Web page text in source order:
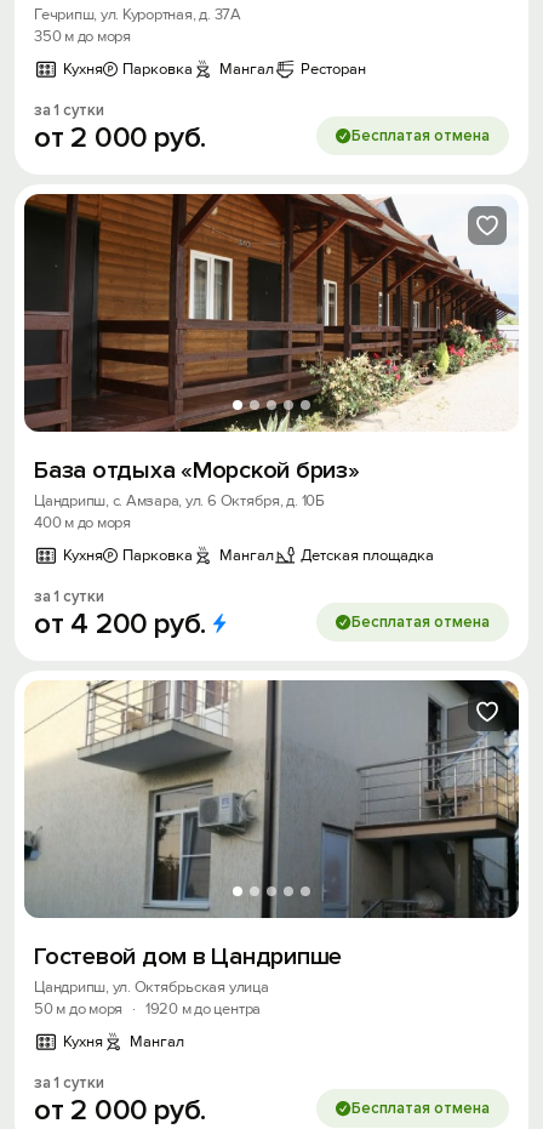
Гечрипш, ул. Курортная, д. 37А
350 м до моря
Кухня
Парковка Мангал Ресторан
за 1 сутки
от 2 000 руб. Бесплатая отмена
База отдыха «Морской бриз»
Цандрипш, с. Амзара, ул. 6 Октября, д. 10Б
400 м до моря
Кухня
Парковка Мангал Детская площадка
за 1 сутки
от 4 200 руб. Бесплатая отмена
Гостевой дом в Цандрипше
Цандрипш, ул. Октябрьская улица
50 м до моря
· 1920 м до центра
Кухня
Мангал
за 1 сутки
от 2 000 руб. Бесплатая отмена